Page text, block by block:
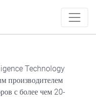
Technology
производителем
с более чем 20-